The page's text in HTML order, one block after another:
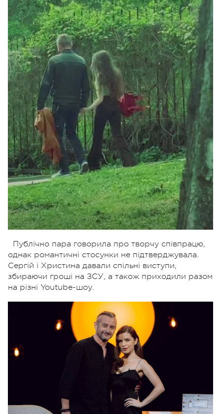
Публічно пара говорила про творчу співпрацю,
однак романтичні стосунки не підтверджувала.
Сергій і Христина давали спільні виступи,
збираючи гроші на ЗСУ, а також приходили разом
на різні Youtube-шоу.